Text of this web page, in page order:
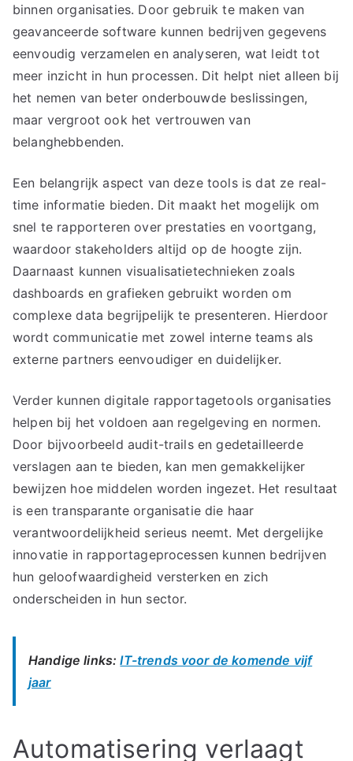
binnen organisaties. Door gebruik te maken van
geavanceerde software kunnen bedrijven gegevens
eenvoudig verzamelen en analyseren, wat leidt tot
meer inzicht in hun processen. Dit helpt niet alleen bij
het nemen van beter onderbouwde beslissingen,
maar vergroot ook het vertrouwen van
belanghebbenden.
Een belangrijk aspect van deze tools is dat ze real-
time informatie bieden. Dit maakt het mogelijk om
snel te rapporteren over prestaties en voortgang,
waardoor stakeholders altijd op de hoogte zijn.
Daarnaast kunnen visualisatietechnieken zoals
dashboards en grafieken gebruikt worden om
complexe data begrijpelijk te presenteren. Hierdoor
wordt communicatie met zowel interne teams als
externe partners eenvoudiger en duidelijker.
Verder kunnen digitale rapportagetools organisaties
helpen bij het voldoen aan regelgeving en normen.
Door bijvoorbeeld audit-trails en gedetailleerde
verslagen aan te bieden, kan men gemakkelijker
bewijzen hoe middelen worden ingezet. Het resultaat
is een transparante organisatie die haar
verantwoordelijkheid serieus neemt. Met dergelijke
innovatie in rapportageprocessen kunnen bedrijven
hun geloofwaardigheid versterken en zich
onderscheiden in hun sector.
Handige links:IT-trends voor de komende vijf
jaar
Automatisering verlaagt